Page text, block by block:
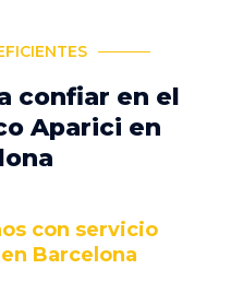
confiar en el
Aparici en
con servicio
Barcelona